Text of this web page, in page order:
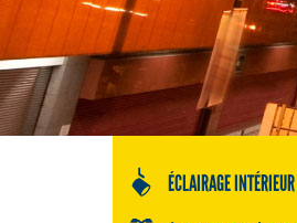
ÉCLAIRAGE INTÉRIEUR